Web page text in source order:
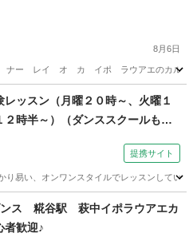
8月6日
ナー レイ オ カ イポ ラウアエのカルチャ
ス 港区 御成門駅
レッスン（月曜２０時～、火曜１
２時半～）（ダンススクールもり
提携サイト
り易い、オンワンスタイルでレッスンしてい
ス 糀谷駅 萩中イポラウアエカ
歓迎♪